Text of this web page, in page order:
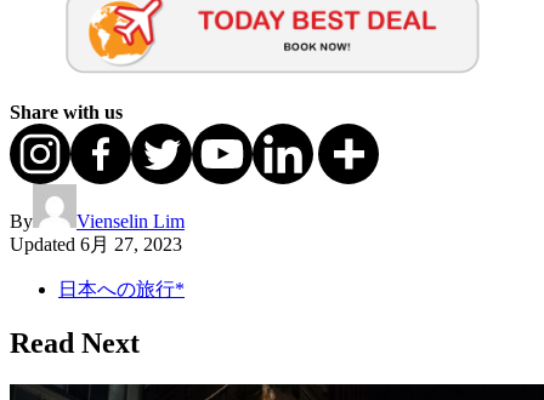
Share with us
By
Vienselin Lim
Updated 6月 27, 2023
日本への旅行*
Read Next